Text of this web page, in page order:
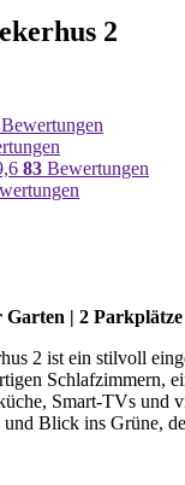
2
Bewertungen
83 Bewertungen
| 2
2 ist ein stilvoll
Schlafzimmern,
Smart-TVs und
Blick ins Grüne,